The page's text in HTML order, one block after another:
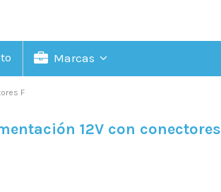
Marcas
F
12V con conectores